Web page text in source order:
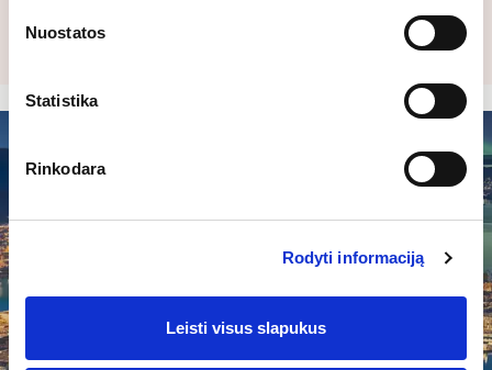
Nuostatos
Statistika
Rinkodara
Rodyti informaciją
Leisti visus slapukus
Sužinokite, kaip mūsų šiuolaikinės pastatų valdymo
sistemos ir automatika gali pagerinti jūsų turto…